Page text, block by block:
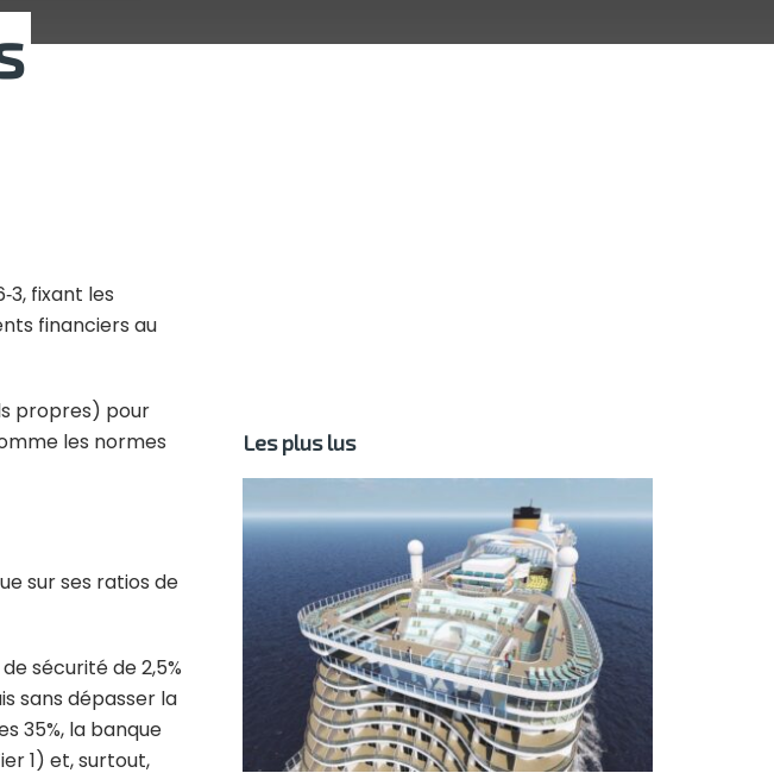
fixant les
financiers au
propres) pour
les normes
sur ses ratios de
sécurité de 2,5%
sans dépasser la
35%, la banque
1) et, surtout,
Les plus lus